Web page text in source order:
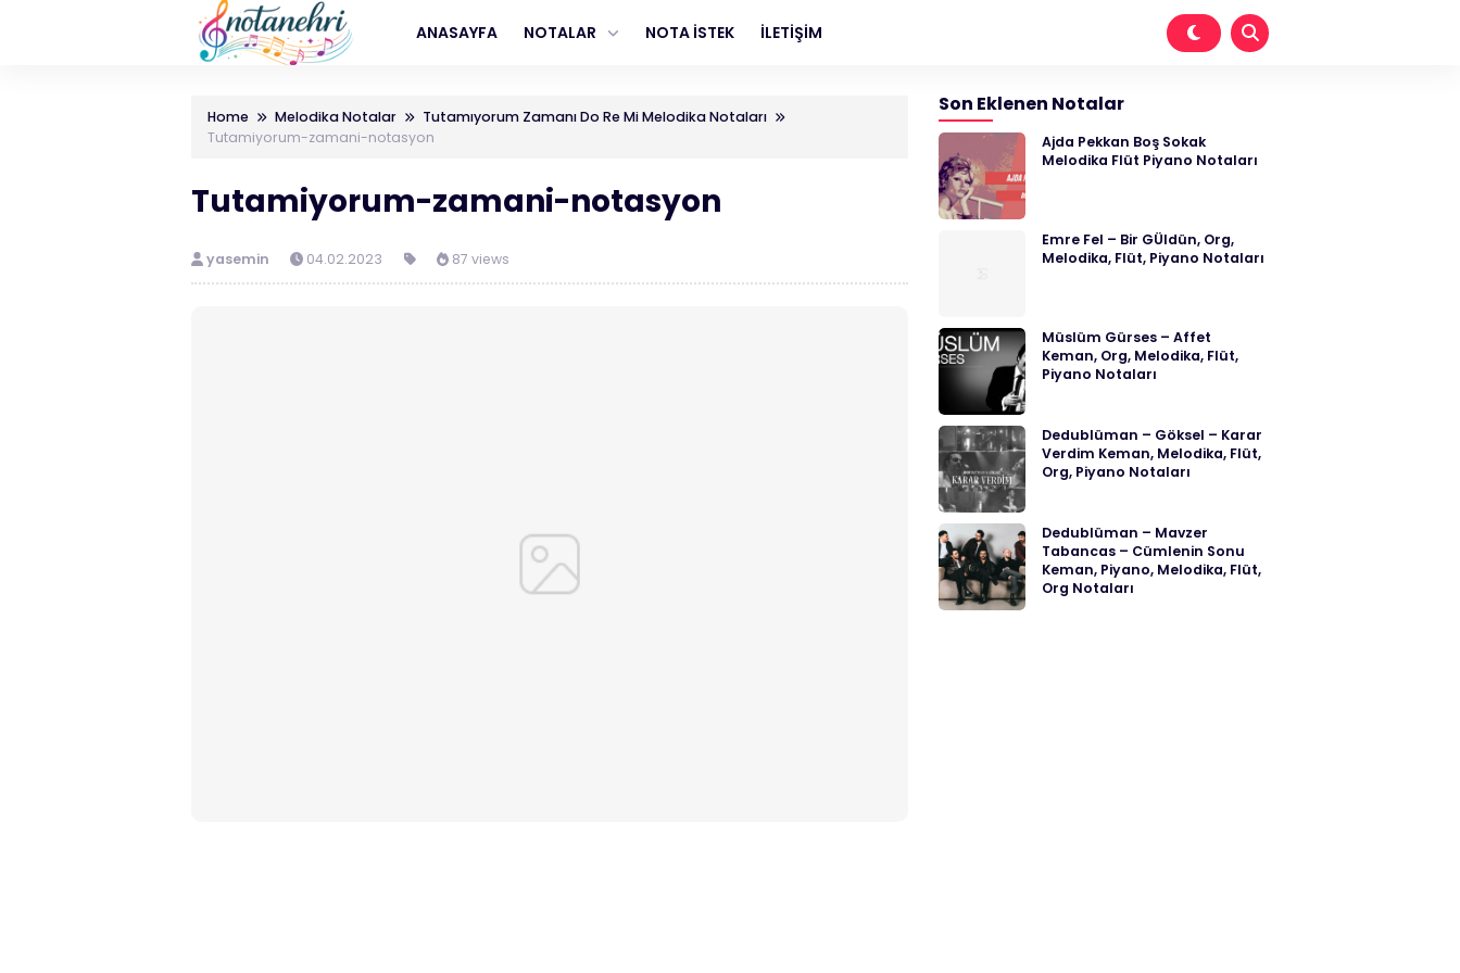
ANASAYFA NOTALAR NOTA İSTEK İLETİŞİM
Home Melodika Notalar
Tutamıyorum Zamanı Do Re Mi Melodika Notaları
Tutamiyorum-zamani-notasyon
Tutamiyorum-zamani-notasyon
yasemin 04.02.2023 87 views
Son Eklenen Notalar
Ajda Pekkan Boş Sokak
Melodika Flüt Piyano Notaları
Emre Fel – Bir GÜldün, Org,
Melodika, Flüt, Piyano Notaları
Müslüm Gürses – Affet
Keman, Org, Melodika, Flüt,
Piyano Notaları
Dedublüman – Göksel – Karar
Verdim Keman, Melodika, Flüt,
Org, Piyano Notaları
Dedublüman – Mavzer
Tabancas – Cümlenin Sonu
Keman, Piyano, Melodika, Flüt,
Org Notaları